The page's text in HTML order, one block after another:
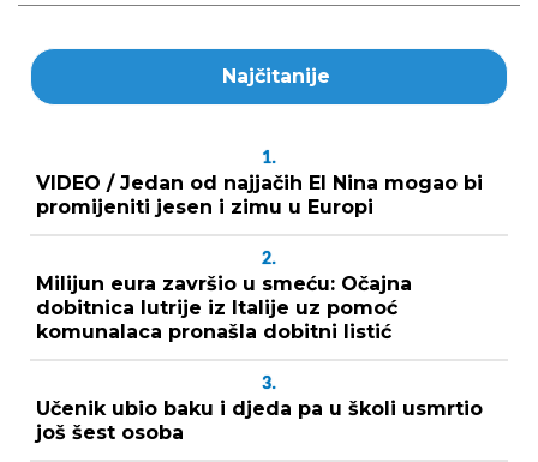
Najčitanije
1.
VIDEO / Jedan od najjačih El Nina mogao bi
promijeniti jesen i zimu u Europi
2.
Milijun eura završio u smeću: Očajna
dobitnica lutrije iz Italije uz pomoć
komunalaca pronašla dobitni listić
3.
Učenik ubio baku i djeda pa u školi usmrtio
još šest osoba